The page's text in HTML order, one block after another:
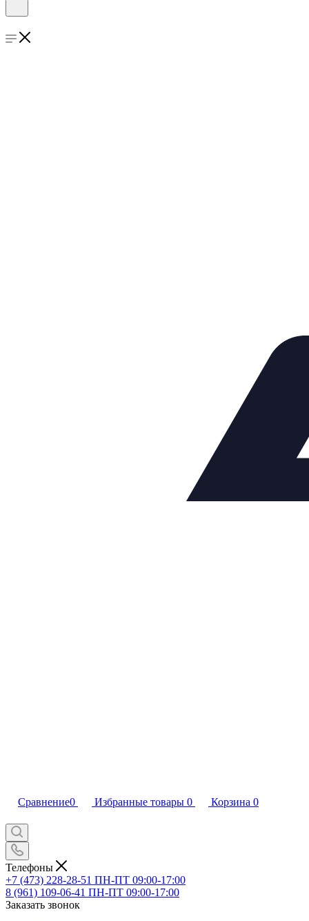
Сравнение0 Избранные товары 0 Корзина 0
Телефоны
+7 (473) 228-28-51 ПН-ПТ 09:00-17:00
8 (961) 109-06-41 ПН-ПТ 09:00-17:00
Заказать звонок